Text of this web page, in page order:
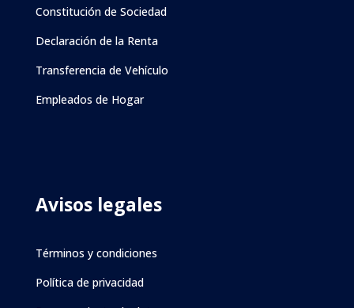
Constitución de Sociedad
Declaración de la Renta
Transferencia de Vehículo
Empleados de Hogar
Avisos legales
Términos y condiciones
Política de privacidad